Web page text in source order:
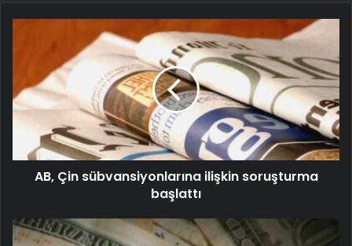
AB, Çin sübvansiyonlarına ilişkin soruşturma
başlattı